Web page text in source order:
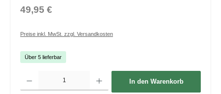
49,95 €
Preise inkl. MwSt. zzgl. Versandkosten
Über 5 lieferbar
In den Warenkorb